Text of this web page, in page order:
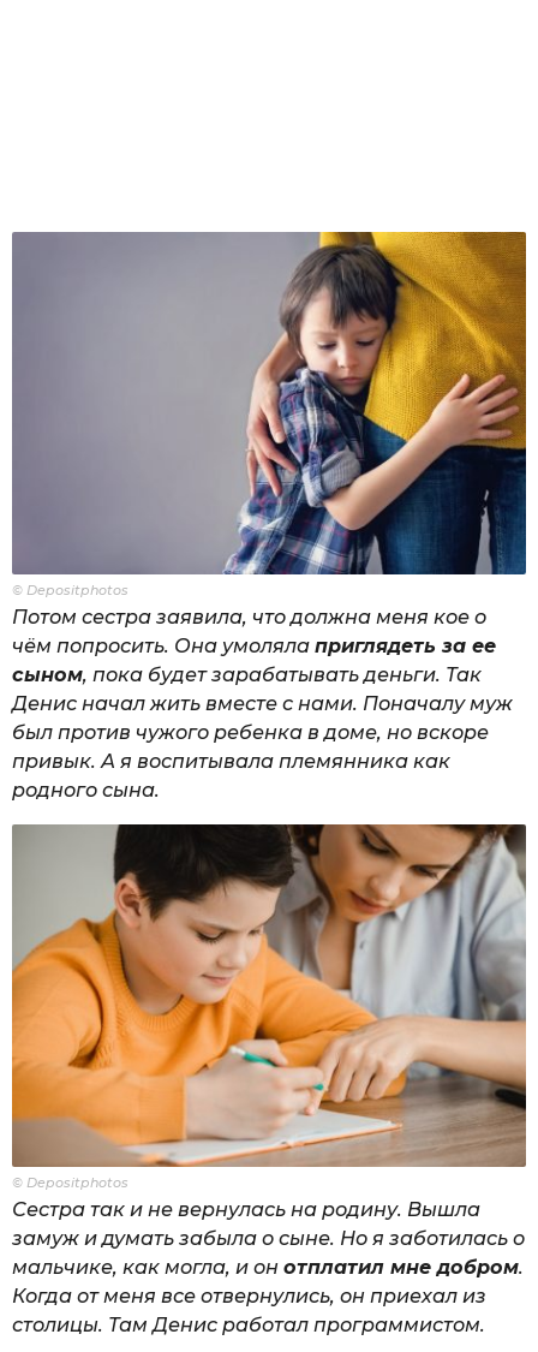
© Depositphotos
Потом сестра заявила, что должна меня кое о
чём попросить. Она умоляла приглядеть за ее
сыном, пока будет зарабатывать деньги. Так
Денис начал жить вместе с нами. Поначалу муж
был против чужого ребенка в доме, но вскоре
привык. А я воспитывала племянника как
родного сына.
© Depositphotos
Сестра так и не вернулась на родину. Вышла
замуж и думать забыла о сыне. Но я заботилась о
мальчике, как могла, и он отплатил мне добром.
Когда от меня все отвернулись, он приехал из
столицы. Там Денис работал программистом.